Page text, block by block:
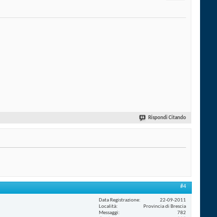
Rispondi Citando
#4
Data Registrazione
22-09-2011
Località
Provincia di Brescia
Messaggi
782